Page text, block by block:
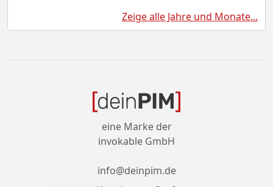
Zeige alle Jahre und Monate...
eine Marke der
invokable GmbH
info@deinpim.de